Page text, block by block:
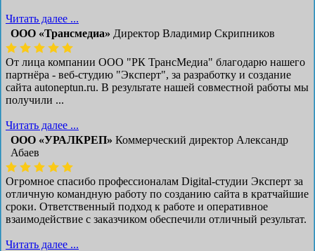
Читать далее ...
ООО «Трансмедиа» Директор Владимир Скрипников
От лица компании ООО "РК ТрансМедиа" благодарю нашего
партнёра - веб-студию "Эксперт", за разработку и создание
сайта autoneptun.ru. В результате нашей совместной работы мы
получили ...
Читать далее ...
ООО «УРАЛКРЕП» Коммерческий директор Александр
Абаев
Огромное спасибо профессионалам Digital-студии Эксперт за
отличную командную работу по созданию сайта в кратчайшие
сроки. Ответственный подход к работе и оперативное
взаимодействие с заказчиком обеспечили отличный результат.
Читать далее ...